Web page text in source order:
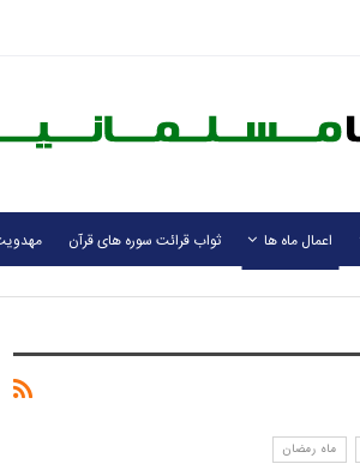
اعمال ماه ها ثواب قرائت سوره های قرآن
ماه رمضان